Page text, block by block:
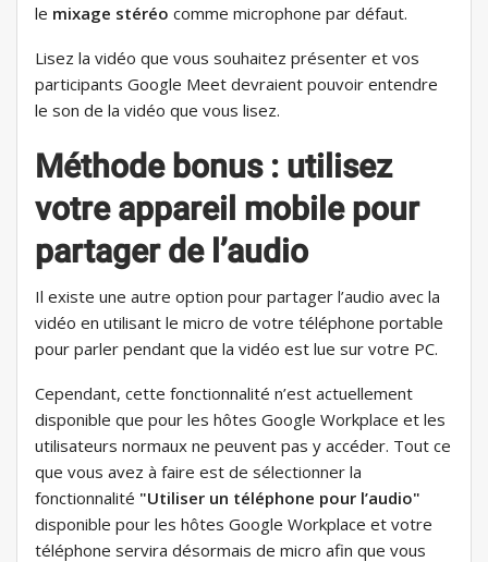
le mixage stéréo comme microphone par défaut.
Lisez la vidéo que vous souhaitez présenter et vos
participants Google Meet devraient pouvoir entendre
le son de la vidéo que vous lisez.
Méthode bonus : utilisez
votre appareil mobile pour
partager de l’audio
Il existe une autre option pour partager l’audio avec la
vidéo en utilisant le micro de votre téléphone portable
pour parler pendant que la vidéo est lue sur votre PC.
Cependant, cette fonctionnalité n’est actuellement
disponible que pour les hôtes Google Workplace et les
utilisateurs normaux ne peuvent pas y accéder. Tout ce
que vous avez à faire est de sélectionner la
fonctionnalité "Utiliser un téléphone pour l’audio"
disponible pour les hôtes Google Workplace et votre
téléphone servira désormais de micro afin que vous